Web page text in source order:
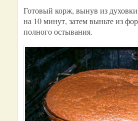
Готовый корж, вынув из
на 10 минут, затем выньте из
полного остывания.